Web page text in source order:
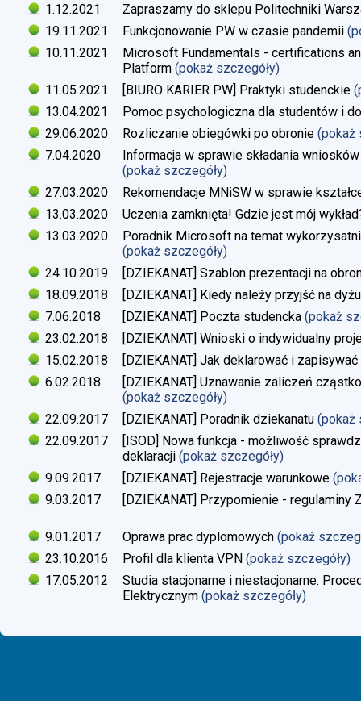
1.12.2021
Zapraszamy do sklepu Politechniki
19.11.2021
Funkcjonowanie PW w czasie pandemii
10.11.2021
Microsoft Fundamentals - certifications
Platform (pokaż szczegóły)
11.05.2021
[BIURO KARIER PW] Praktyki studenckie
13.04.2021
Pomoc psychologiczna dla studentów i
29.06.2020
Rozliczanie obiegówki po obronie (pokaż
7.04.2020
Informacja w sprawie składania
(pokaż szczegóły)
27.03.2020
Rekomendacje MNiSW w sprawie
13.03.2020
Uczenia zamknięta! Gdzie jest mój
13.03.2020
Poradnik Microsoft na temat
(pokaż szczegóły)
24.10.2019
[DZIEKANAT] Szablon prezentacji na
18.09.2018
[DZIEKANAT] Kiedy należy przyjść na
7.06.2018
[DZIEKANAT] Poczta studencka (pokaż
23.02.2018
[DZIEKANAT] Wnioski o indywidualny
15.02.2018
[DZIEKANAT] Jak deklarować i
6.02.2018
[DZIEKANAT] Uznawanie zaliczeń
(pokaż szczegóły)
22.09.2017
[DZIEKANAT] Poradnik dziekanatu (pokaż
22.09.2017
[ISOD] Nowa funkcja - możliwość
deklaracji (pokaż szczegóły)
9.09.2017
[DZIEKANAT] Rejestracje warunkowe
9.03.2017
[DZIEKANAT] Przypomienie - regulaminy
9.01.2017 Oprawa prac dyplomowych (pokaż
23.10.2016
Profil dla klienta VPN (pokaż szczegóły)
17.05.2012
Studia stacjonarne i niestacjonarne.
Elektrycznym (pokaż szczegóły)